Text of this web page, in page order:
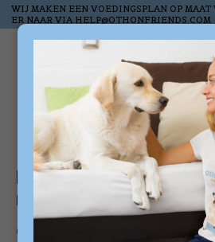
WIJ MAKEN EEN VOEDINGSPLAN OP MAAT
ER NAAR VIA HELP@OTHONFRIENDS.COM
Rust en Ontspanning
met de Adaptil
Geplaatst op 25 November 2024